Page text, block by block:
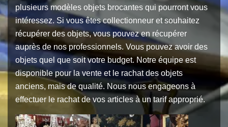
plusieurs modèles objets brocantes qui pourront vous
intéressez. Si vous êtes collectionneur et souhaitez
récupérer des objets, vous pouvez en récupérer
auprès de nos professionnels. Vous pouvez avoir des
objets quel que soit votre budget. Notre équipe est
disponible pour la vente et le rachat des objets
anciens, mais de qualité. Nous nous engageons à
effectuer le rachat de vos articles à un tarif approprié.